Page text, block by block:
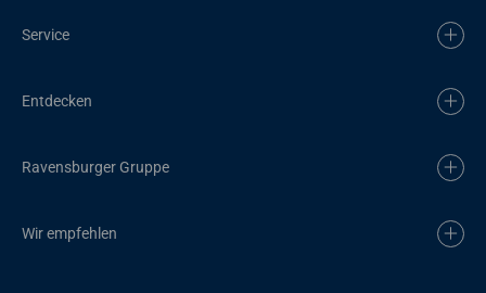
Service
Entdecken
Ravensburger Gruppe
Wir empfehlen